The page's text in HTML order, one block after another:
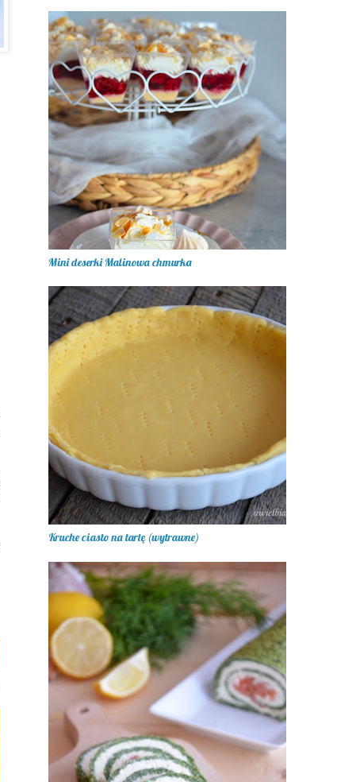
Mini deserki Malinowa chmurka
Kruche ciasto na tartę (wytrawne)